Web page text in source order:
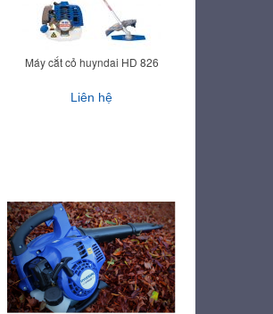
Máy cắt cỏ huyndai HD 826
Liên hệ